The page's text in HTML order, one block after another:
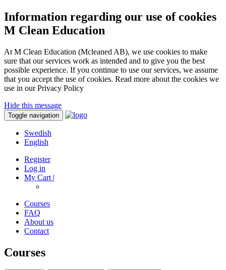
Information regarding our use of cookies
M Clean Education
At M Clean Education (Mcleaned AB), we use cookies to make
sure that our services work as intended and to give you the best
possible experience. If you continue to use our services, we assume
that you accept the use of cookies. Read more about the cookies we
use in our Privacy Policy
Hide this message
Toggle navigation
Swedish
English
Register
Log in
My Cart |
Courses
FAQ
About us
Contact
Courses